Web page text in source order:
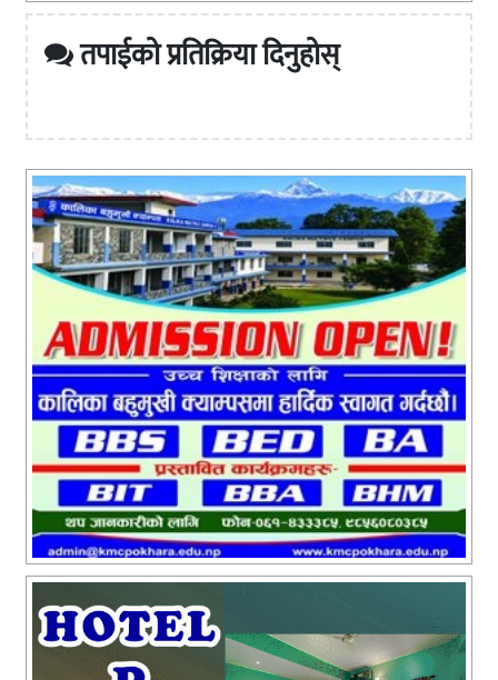
तपाईको प्रतिक्रिया दिनुहोस्